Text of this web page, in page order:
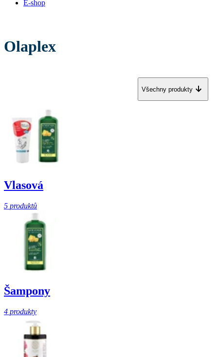
E-shop
Olaplex
Všechny produkty
Vlasová
5 produktů
Šampony
4 produkty